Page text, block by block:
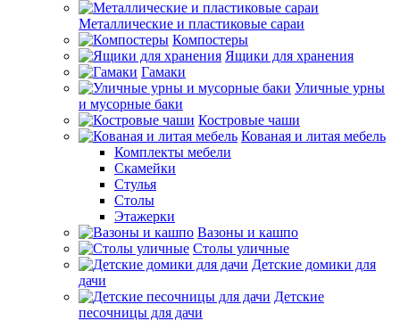
Металлические и пластиковые сараи
Компостеры
Ящики для хранения
Гамаки
Уличные урны
и мусорные баки
Костровые чаши
Кованая и литая мебель
Комплекты мебели
Скамейки
Стулья
Столы
Этажерки
Вазоны и кашпо
Столы уличные
Детские домики для
дачи
Детские
песочницы для дачи